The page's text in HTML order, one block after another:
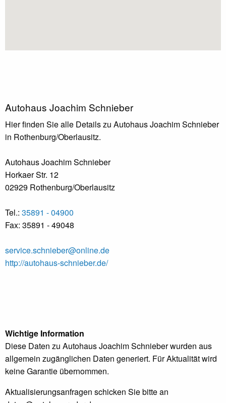
Autohaus Joachim Schnieber
Hier finden Sie alle Details zu Autohaus Joachim Schnieber
in Rothenburg/Oberlausitz.
Autohaus Joachim Schnieber
Horkaer Str. 12
02929 Rothenburg/Oberlausitz
Tel.: 35891 - 04900
Fax: 35891 - 49048
service.schnieber@online.de
http://autohaus-schnieber.de/
Wichtige Information
Diese Daten zu Autohaus Joachim Schnieber wurden aus
allgemein zugänglichen Daten generiert. Für Aktualität wird
keine Garantie übernommen.
Aktualisierungsanfragen schicken Sie bitte an